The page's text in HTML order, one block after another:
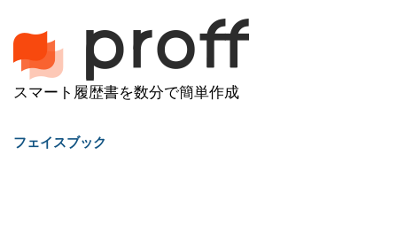
スマート履歴書を数分で簡単作成
フェイスブック